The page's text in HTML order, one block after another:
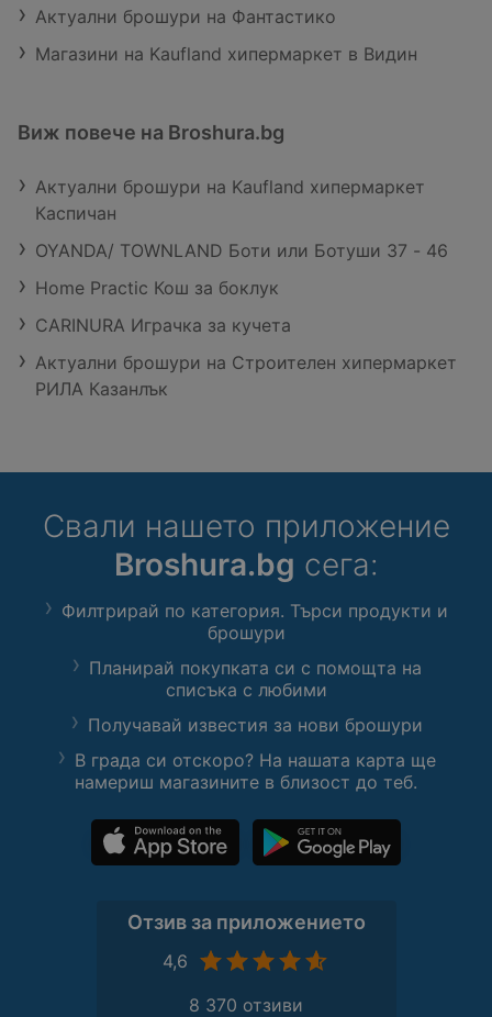
Актуални брошури на Фантастико
Магазини на Kaufland хипермаркет в Видин
Виж повече на Broshura.bg
Актуални брошури на Kaufland хипермаркет
Каспичан
OYANDA/ TOWNLAND Боти или Ботуши 37 - 46
Home Practic Кош за боклук
CARINURA Играчка за кучета
Актуални брошури на Строителен хипермаркет
РИЛА Казанлък
Свали нашето приложение
Broshura.bg сега:
Филтрирай по категория. Търси продукти и
брошури
Планирай покупката си с помощта на
списъка с любими
Получавай известия за нови брошури
В града си отскоро? На нашата карта ще
намериш магазините в близост до теб.
Отзив за приложението
4,6
8 370 отзиви